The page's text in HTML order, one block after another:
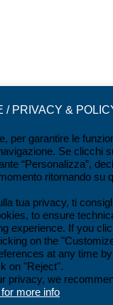
/ PRIVACY &
per garantire le
Se clicchi
“Personalizza”,
ritornando su
tua privacy, ti
to ensure
experience. If you
on the
at any time
on "Reject".
privacy, we
more info